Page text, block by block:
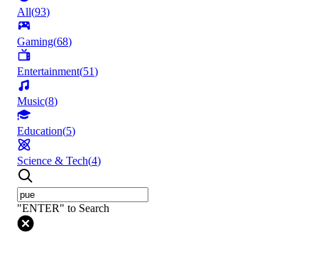
All(93)
Gaming(68)
Entertainment(51)
Music(8)
Education(5)
Science & Tech(4)
"ENTER" to Search